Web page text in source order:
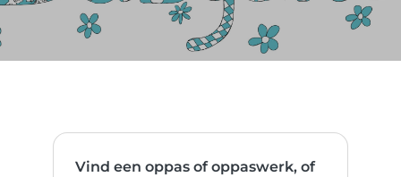
Vind een oppas of oppaswerk, of